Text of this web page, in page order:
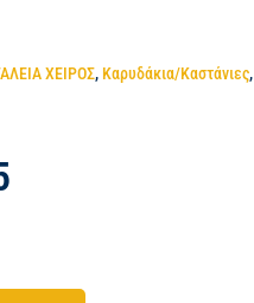
ΧΕΙΡΟΣ, Καρυδάκια/Καστάνιες,